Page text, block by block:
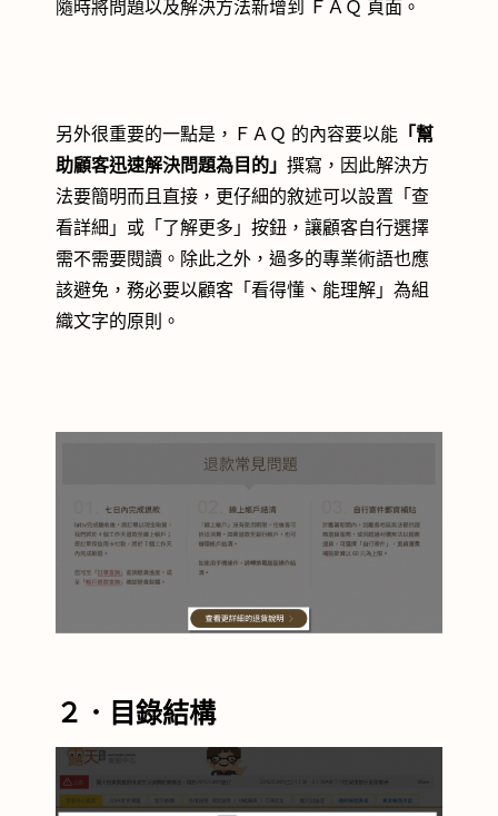
隨時將問題以及解決方法新增到 ＦＡＱ 頁面。
另外很重要的一點是，ＦＡＱ 的內容要以能 「幫
助顧客迅速解決問題為目的」 撰寫，因此解決方
法要簡明而且直接，更仔細的敘述可以設置「查
看詳細」或「了解更多」按鈕，讓顧客自行選擇
需不需要閱讀。除此之外，過多的專業術語也應
該避免，務必要以顧客「看得懂、能理解」為組
織文字的原則。
２．目錄結構